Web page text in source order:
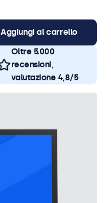
Aggiungi al carrello
Oltre 5.000
recensioni,
valutazione 4,8/5